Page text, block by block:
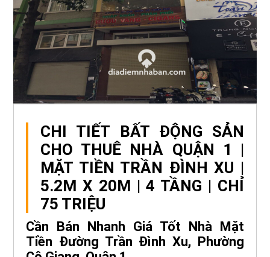
CHI TIẾT BẤT ĐỘNG SẢN
CHO THUÊ NHÀ QUẬN 1 |
MẶT TIỀN TRẦN ĐÌNH XU |
5.2M X 20M | 4 TẦNG | CHỈ
75 TRIỆU
Cần Bán Nhanh Giá Tốt Nhà Mặt
Tiền Đường Trần Đình Xu, Phường